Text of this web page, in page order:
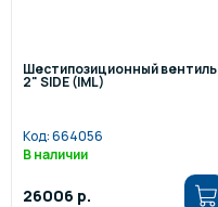
Шестипозиционный вентиль
2" SIDE (IML)
Код:664056
В наличии
26006 р.